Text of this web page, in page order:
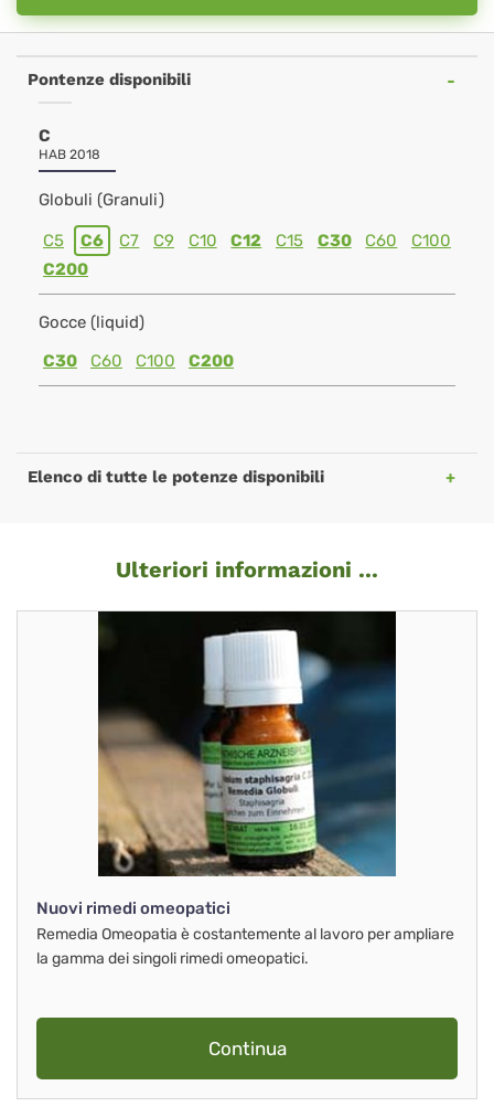
Pontenze disponibili
C
HAB 2018
Globuli (Granuli)
C5 C6 C7 C9 C10 C12 C15 C30 C60
C100
C200
Gocce (liquid)
C30
C60 C100 C200
Elenco di tutte le potenze disponibili
Ulteriori informazioni ...
Nuovi rimedi omeopatici
Remedia Omeopatia è costantemente al lavoro per ampliare
la gamma dei singoli rimedi omeopatici.
Continua